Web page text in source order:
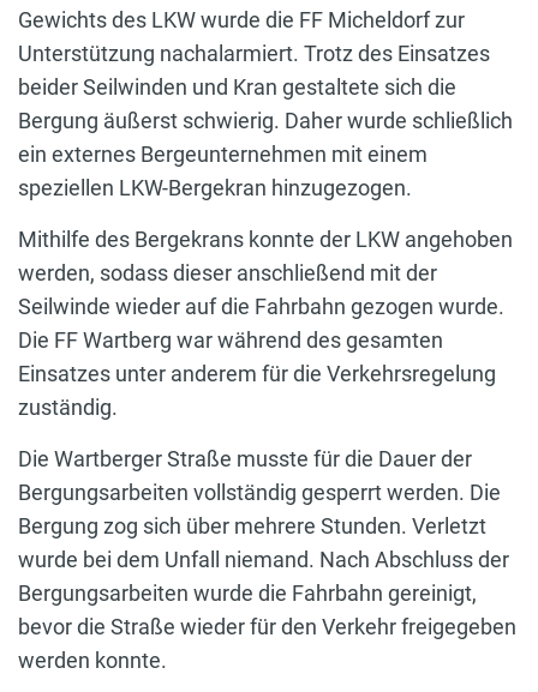
Gewichts des LKW wurde die FF Micheldorf zur
Unterstützung nachalarmiert. Trotz des Einsatzes
beider Seilwinden und Kran gestaltete sich die
Bergung äußerst schwierig. Daher wurde schließlich
ein externes Bergeunternehmen mit einem
speziellen LKW-Bergekran hinzugezogen.
Mithilfe des Bergekrans konnte der LKW angehoben
werden, sodass dieser anschließend mit der
Seilwinde wieder auf die Fahrbahn gezogen wurde.
Die FF Wartberg war während des gesamten
Einsatzes unter anderem für die Verkehrsregelung
zuständig.
Die Wartberger Straße musste für die Dauer der
Bergungsarbeiten vollständig gesperrt werden. Die
Bergung zog sich über mehrere Stunden. Verletzt
wurde bei dem Unfall niemand. Nach Abschluss der
Bergungsarbeiten wurde die Fahrbahn gereinigt,
bevor die Straße wieder für den Verkehr freigegeben
werden konnte.